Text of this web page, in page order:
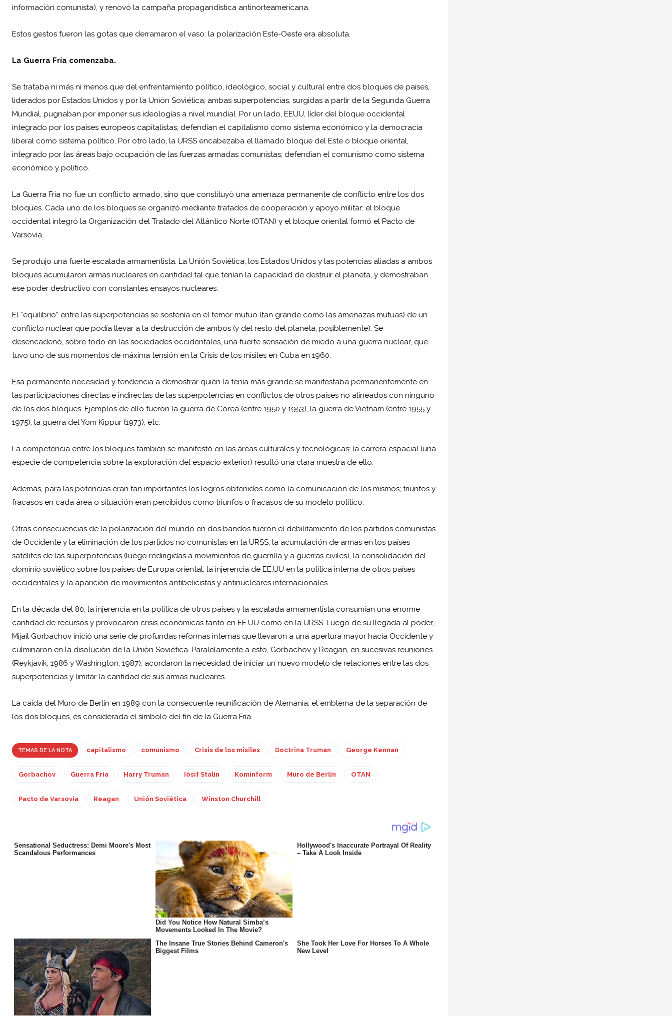
información comunista), y renovó la campaña propagandística antinorteamericana.
Estos gestos fueron las gotas que derramaron el vaso: la polarización Este-Oeste era absoluta.
La Guerra Fría comenzaba.
Se trataba ni más ni menos que del enfrentamiento político, ideológico, social y cultural entre dos bloques de países,
liderados por Estados Unidos y por la Unión Soviética; ambas superpotencias, surgidas a partir de la Segunda Guerra
Mundial, pugnaban por imponer sus ideologías a nivel mundial. Por un lado, EEUU, líder del bloque occidental
integrado por los países europeos capitalistas; defendían el capitalismo como sistema económico y la democracia
liberal como sistema político. Por otro lado, la URSS encabezaba el llamado bloque del Este o bloque oriental,
integrado por las áreas bajo ocupación de las fuerzas armadas comunistas; defendían el comunismo como sistema
económico y político.
La Guerra Fría no fue un conflicto armado, sino que constituyó una amenaza permanente de conflicto entre los dos
bloques. Cada uno de los bloques se organizó mediante tratados de cooperación y apoyo militar: el bloque
occidental integró la Organización del Tratado del Atlántico Norte (OTAN) y el bloque oriental formó el Pacto de
Varsovia.
Se produjo una fuerte escalada armamentista. La Unión Soviética, los Estados Unidos y las potencias aliadas a ambos
bloques acumularon armas nucleares en cantidad tal que tenían la capacidad de destruir el planeta, y demostraban
ese poder destructivo con constantes ensayos nucleares.
El “equilibrio” entre las superpotencias se sostenía en el temor mutuo (tan grande como las amenazas mutuas) de un
conflicto nuclear que podía llevar a la destrucción de ambos (y del resto del planeta, posiblemente). Se
desencadenó, sobre todo en las sociedades occidentales, una fuerte sensación de miedo a una guerra nuclear, que
tuvo uno de sus momentos de máxima tensión en la Crisis de los misiles en Cuba en 1960.
Esa permanente necesidad y tendencia a demostrar quién la tenía más grande se manifestaba permanentemente en
las participaciones directas e indirectas de las superpotencias en conflictos de otros países no alineados con ninguno
de los dos bloques. Ejemplos de ello fueron la guerra de Corea (entre 1950 y 1953), la guerra de Vietnam (entre 1955 y
1975), la guerra del Yom Kippur (1973), etc.
La competencia entre los bloques también se manifestó en las áreas culturales y tecnológicas: la carrera espacial (una
especie de competencia sobre la exploración del espacio exterior) resultó una clara muestra de ello.
Además, para las potencias eran tan importantes los logros obtenidos como la comunicación de los mismos; triunfos y
fracasos en cada área o situación eran percibidos como triunfos o fracasos de su modelo político.
Otras consecuencias de la polarización del mundo en dos bandos fueron el debilitamiento de los partidos comunistas
de Occidente y la eliminación de los partidos no comunistas en la URSS, la acumulación de armas en los países
satélites de las superpotencias (luego redirigidas a movimientos de guerrilla y a guerras civiles), la consolidación del
dominio soviético sobre los países de Europa oriental, la injerencia de EE.UU en la política interna de otros países
occidentales y la aparición de movimientos antibelicistas y antinucleares internacionales.
En la década del 80, la injerencia en la política de otros países y la escalada armamentista consumían una enorme
cantidad de recursos y provocaron crisis económicas tanto en EE.UU como en la URSS. Luego de su llegada al poder,
Mijail Gorbachov inició una serie de profundas reformas internas que llevaron a una apertura mayor hacia Occidente y
culminaron en la disolución de la Unión Soviética. Paralelamente a esto, Gorbachov y Reagan, en sucesivas reuniones
(Reykjavik, 1986 y Washington, 1987), acordaron la necesidad de iniciar un nuevo modelo de relaciones entre las dos
superpotencias y limitar la cantidad de sus armas nucleares.
La caída del Muro de Berlín en 1989 con la consecuente reunificación de Alemania, el emblema de la separación de
los dos bloques, es considerada el símbolo del fin de la Guerra Fría.
TEMAS DE LA NOTA capitalismo comunismo Crisis de los misiles Doctrina Truman George Kennan
Gorbachov Guerra Fría Harry Truman Iósif Stalin Kominform Muro de Berlín OTAN
Pacto de Varsovia Reagan Unión Soviética Winston Churchill